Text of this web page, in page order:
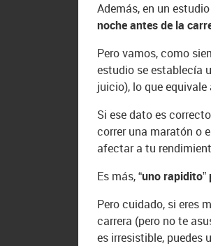
Además, en un
noche antes de la
Pero vamos, como
estudio se establecía
juicio), lo que
Si ese dato es
correr una maratón o
afectar a tu
Es más,“uno
Pero cuidado, si eres
carrera (pero no te
es irresistible, puedes